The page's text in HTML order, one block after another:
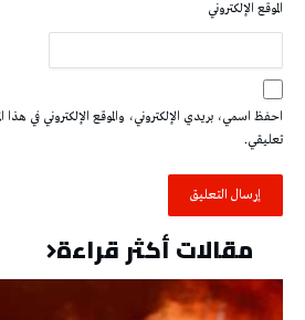
الموقع الإلكتروني
احفظ اسمي، بريدي الإلكتروني، والموقع الإلكتروني في هذا
تعليقي.
مقالات أكثر قراءة